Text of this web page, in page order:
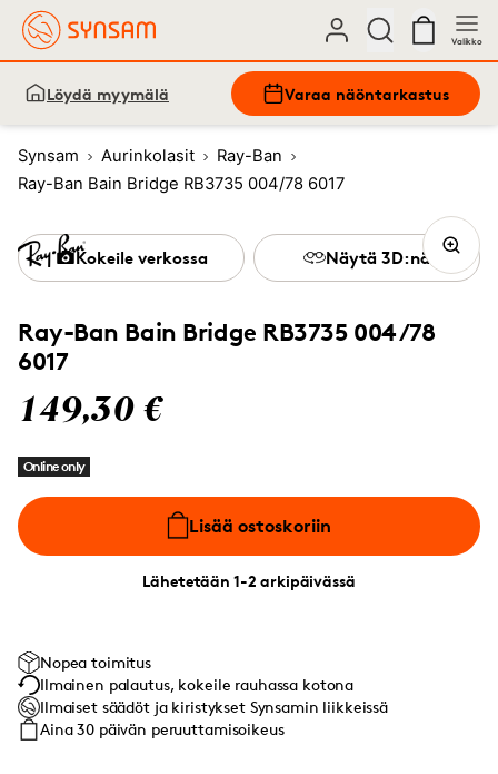
Valikko
Löydä myymälä Varaa näöntarkastus
Synsam Aurinkolasit
Ray-Ban
Ray-Ban Bain Bridge RB3735 004/78 6017
Ray-Ban Bain Bridge RB3735 004/78
6017
149,30 €
Online only
Lisää ostoskoriin
Lähetetään 1-2 arkipäivässä
Kokeile verkossa Näytä 3D:nä
Nopea toimitus
Ilmainen palautus, kokeile rauhassa kotona
Ilmaiset säädöt ja kiristykset Synsamin liikkeissä
Aina 30 päivän peruuttamisoikeus